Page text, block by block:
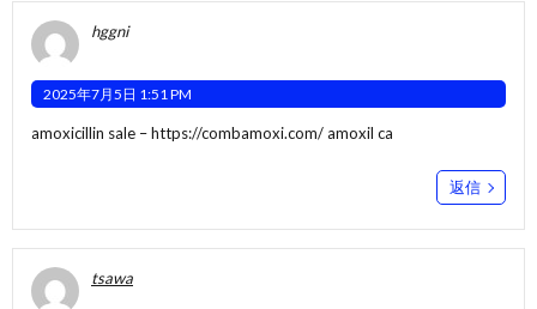
hggni
2025年7月5日 1:51 PM
amoxicillin sale –https://combamoxi.com/amoxil ca
返信
tsawa